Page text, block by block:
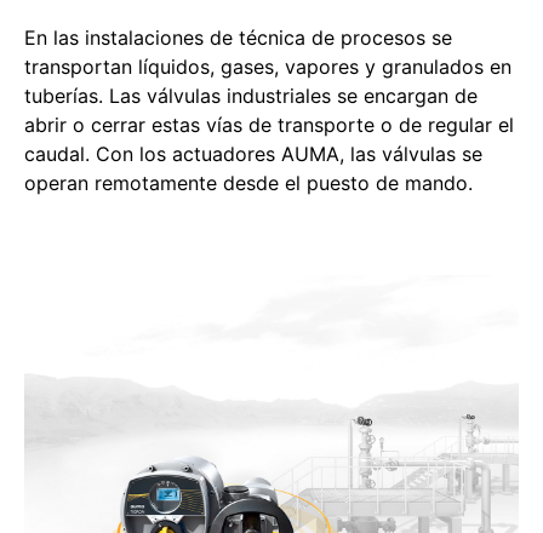
En las instalaciones de técnica de procesos se
transportan líquidos, gases, vapores y granulados en
tuberías. Las válvulas industriales se encargan de
abrir o cerrar estas vías de transporte o de regular el
caudal. Con los actuadores AUMA, las válvulas se
operan remotamente desde el puesto de mando.